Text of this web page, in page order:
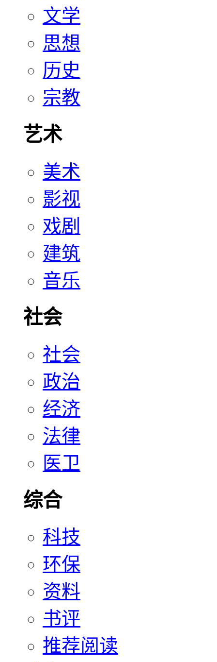
文学
思想
历史
宗教
艺术
美术
影视
戏剧
建筑
音乐
社会
社会
政治
经济
法律
医卫
综合
科技
环保
资料
书评
推荐阅读